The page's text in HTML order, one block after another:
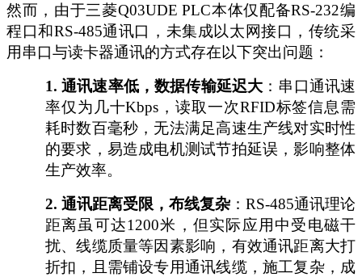
然而，由于三菱Q03UDE PLC本体仅配备RS-232编
程口和RS-485通讯口，未集成以太网接口，传统采
用串口与读卡器通讯的方式存在以下突出问题：
1.通讯速率低，数据传输延迟大 ：串口通讯速
率仅为几十Kbps，读取一次RFID标签信息需
耗时数百毫秒，无法满足高速生产线对实时性
的要求，易造成电机测试节拍延误，影响整体
生产效率。
2. 通讯距离受限，布线复杂： RS-485通讯理论
距离虽可达1200米，但实际应用中受电磁干
扰、线缆质量等因素影响，有效通讯距离大打
折扣，且需铺设专用通讯线缆，施工复杂，成